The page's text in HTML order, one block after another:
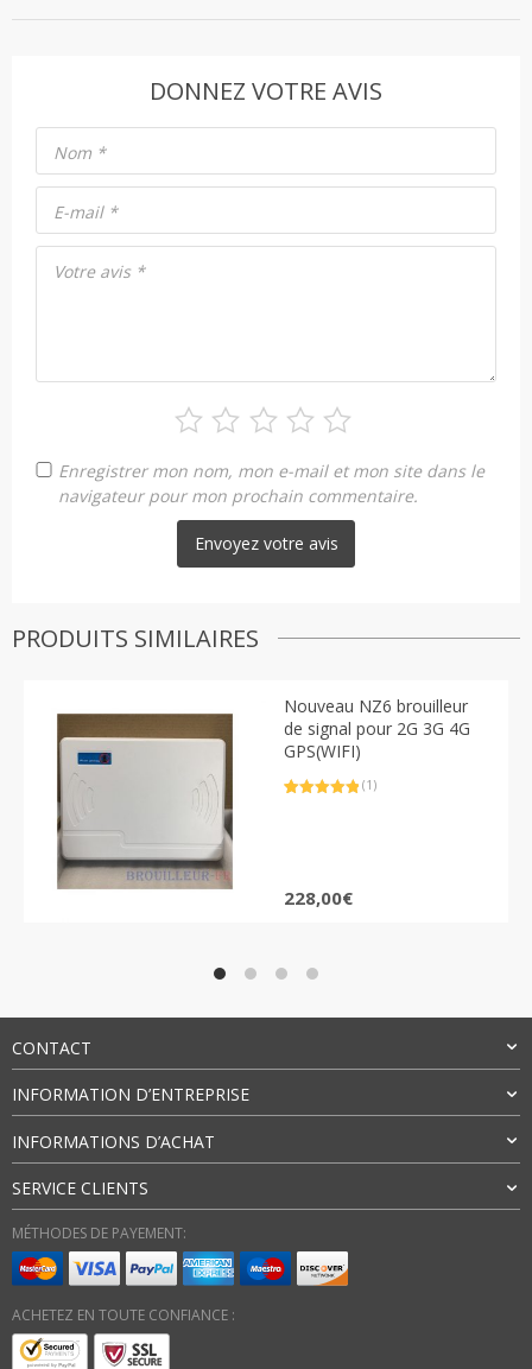
DONNEZ VOTRE AVIS
Votre avis *
Nom *
E-mail *
Enregistrer mon nom, mon e-mail et mon site dans le
navigateur pour mon prochain commentaire.
PRODUITS SIMILAIRES
Nouveau NZ6 brouilleur
de signal pour 2G 3G 4G
GPS(WIFI)
(1)
228,00€
CONTACT
INFORMATION D’ENTREPRISE
INFORMATIONS D’ACHAT
SERVICE CLIENTS
MÉTHODES DE PAYEMENT:
ACHETEZ EN TOUTE CONFIANCE :